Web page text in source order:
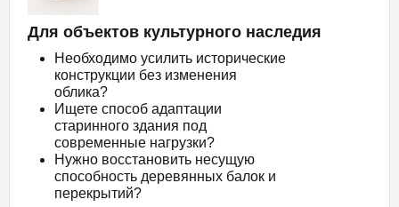
Для объектов культурного наследия
Необходимо усилить исторические
конструкции без изменения
облика?
Ищете способ адаптации
старинного здания под
современные нагрузки?
Нужно восстановить несущую
способность деревянных балок и
перекрытий?